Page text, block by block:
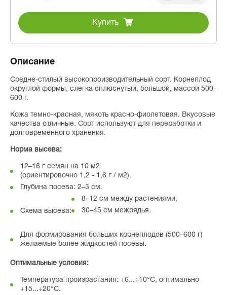
Купить
Описание
Средне-стилый высокопроизводительный сорт. Корнеплод
округлой формы, слегка сплюснутый, большой, массой 500-
600 г.
Кожа темно-красная, мякоть красно-фиолетовая. Вкусовые
качества отличные. Сорт используют для переработки и
долговременного хранения.
Норма высева:
12–16 г семян на 10 м2
(ориентировочно 1,2 - 1,6 г / м2).
Глубина посева: 2–3 см.
Схема высева:
8–12 см между растениями,
30–45 см межрядья.
Для формирования больших корнеплодов (500–600 г)
желаемые более жидкостей посевы.
Оптимальные условия:
Температура произрастания: +6...+10°C, оптимально
+15...+20°C.